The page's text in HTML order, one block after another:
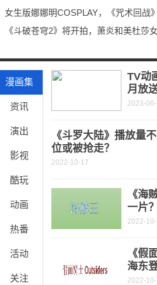
女生版娜娜明COSPLAY，《咒术回战
《斗破苍穹2》将开拍，萧炎和美杜莎
漫画集
资讯
演出
影视
酷玩
动画
热番
活动
关注
TV动
月放
2023-
《斗罗大陆》播放量
位或被抢走？
2022-10-17
《海
一片
2022-
《假
海东
2022-